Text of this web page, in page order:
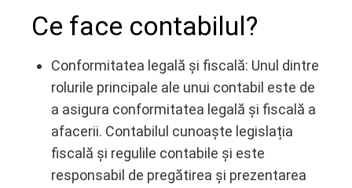
Ce face contabilul?
Conformitatea legală și fiscală: Unul dintre
rolurile principale ale unui contabil este de
a asigura conformitatea legală și fiscală a
afacerii. Contabilul cunoaște legislația
fiscală și regulile contabile și este
responsabil de pregătirea și prezentarea